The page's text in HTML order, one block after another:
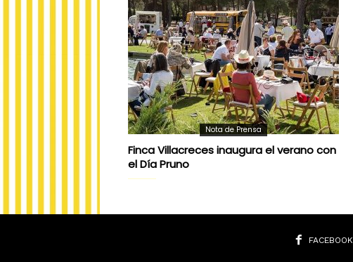
Nota de Prensa
Finca Villacreces inaugura el verano con
el Día Pruno
FACEBOOK